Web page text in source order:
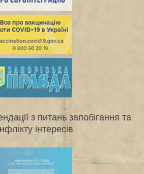
з питань запобігання та
інтересів